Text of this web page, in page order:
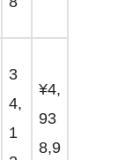
3
4,
1
¥4,
93
8,9